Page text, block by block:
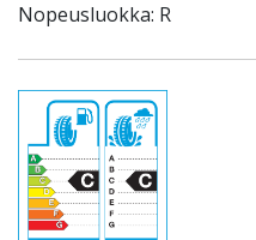
Nopeusluokka: R